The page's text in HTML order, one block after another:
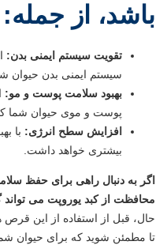
باشد، از جمله:
تقویت سیستم ایمنی بدن:
سیستم ایمنی بدن حیوان
بهبود سلامت پوست و مو:
پوست و موی حیوان شما
افزایش سطح انرژی: با
بیشتری خواهد داشت.
اگر به دنبال راهی برای حفظ
محافظت از کبد یوروپت می تواند
حال، قبل از استفاده از این
تا مطمئن شوید که برای حیوان